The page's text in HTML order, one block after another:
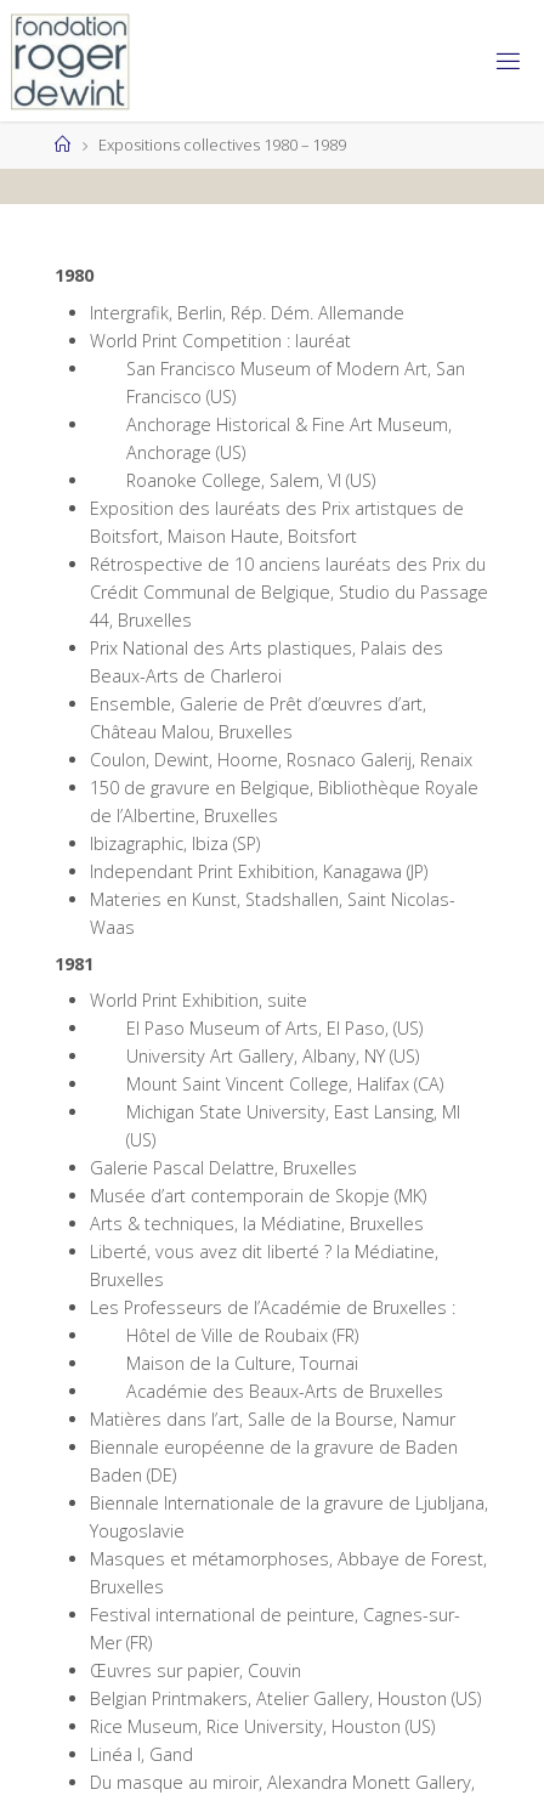
Skip
to
content
HomeExpositions collectives 1980 – 1989
1980
Intergrafik, Berlin, Rép. Dém. Allemande
World Print Competition : lauréat
San Francisco Museum of Modern Art, San
Francisco (US)
Anchorage Historical & Fine Art Museum,
Anchorage (US)
Roanoke College, Salem, VI (US)
Exposition des lauréats des Prix artistques de
Boitsfort, Maison Haute, Boitsfort
Rétrospective de 10 anciens lauréats des Prix du
Crédit Communal de Belgique, Studio du Passage
44, Bruxelles
Prix National des Arts plastiques, Palais des
Beaux-Arts de Charleroi
Ensemble, Galerie de Prêt d’œuvres d’art,
Château Malou, Bruxelles
Coulon, Dewint, Hoorne, Rosnaco Galerij, Renaix
150 de gravure en Belgique, Bibliothèque Royale
de l’Albertine, Bruxelles
Ibizagraphic, Ibiza (SP)
Independant Print Exhibition, Kanagawa (JP)
Materies en Kunst, Stadshallen, Saint Nicolas-
Waas
1981
World Print Exhibition, suite
El Paso Museum of Arts, El Paso, (US)
University Art Gallery, Albany, NY (US)
Mount Saint Vincent College, Halifax (CA)
Michigan State University, East Lansing, MI
(US)
Galerie Pascal Delattre, Bruxelles
Musée d’art contemporain de Skopje (MK)
Arts & techniques, la Médiatine, Bruxelles
Liberté, vous avez dit liberté ? la Médiatine,
Bruxelles
Les Professeurs de l’Académie de Bruxelles :
Hôtel de Ville de Roubaix (FR)
Maison de la Culture, Tournai
Académie des Beaux-Arts de Bruxelles
Matières dans l’art, Salle de la Bourse, Namur
Biennale européenne de la gravure de Baden
Baden (DE)
Biennale Internationale de la gravure de Ljubljana,
Yougoslavie
Masques et métamorphoses, Abbaye de Forest,
Bruxelles
Festival international de peinture, Cagnes-sur-
Mer (FR)
Œuvres sur papier, Couvin
Belgian Printmakers, Atelier Gallery, Houston (US)
Rice Museum, Rice University, Houston (US)
Linéa I, Gand
Du masque au miroir, Alexandra Monett Gallery,